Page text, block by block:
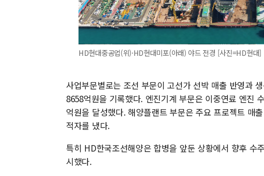
HD현대중공업(위)·HD현대미포(아래) 야드 전경 [사진=HD현대]
사업부문별로는 조선 부문이 고선가 선박 매출 반영과
8658억원을 기록했다. 엔진기계 부문은 이중연료 엔진
억원을 달성했다. 해양플랜트 부문은 주요 프로젝트 매
적자를 냈다.
특히 HD한국조선해양은 합병을 앞둔 상황에서 향후 수
시했다.